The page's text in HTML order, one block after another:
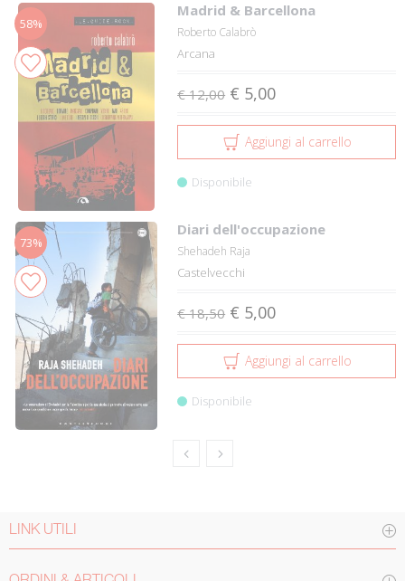
58%
Madrid & Barcellona
Roberto Calabrò
Arcana
€ 12,00 € 5,00
Aggiungi al carrello
Disponibile
73%
Diari dell'occupazione
Shehadeh Raja
Castelvecchi
€ 18,50 € 5,00
Aggiungi al carrello
Disponibile
LINK UTILI